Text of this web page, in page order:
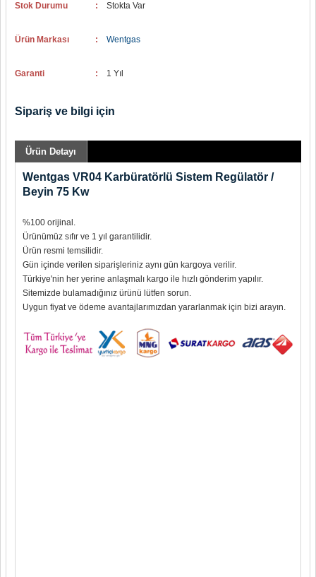
Stok Durumu : Stokta Var
Ürün Markası : Wentgas
Garanti : 1 Yıl
Sipariş ve bilgi için
Ürün Detayı
Wentgas VR04 Karbüratörlü Sistem Regülatör /
Beyin 75 Kw
%100 orijinal.
Ürünümüz sıfır ve 1 yıl garantilidir.
Ürün resmi temsilidir.
Gün içinde verilen siparişleriniz aynı gün kargoya verilir.
Türkiye'nin her yerine anlaşmalı kargo ile hızlı gönderim yapılır.
Sitemizde bulamadığınız ürünü lütfen sorun.
Uygun fiyat ve ödeme avantajlarımızdan yararlanmak için bizi arayın.